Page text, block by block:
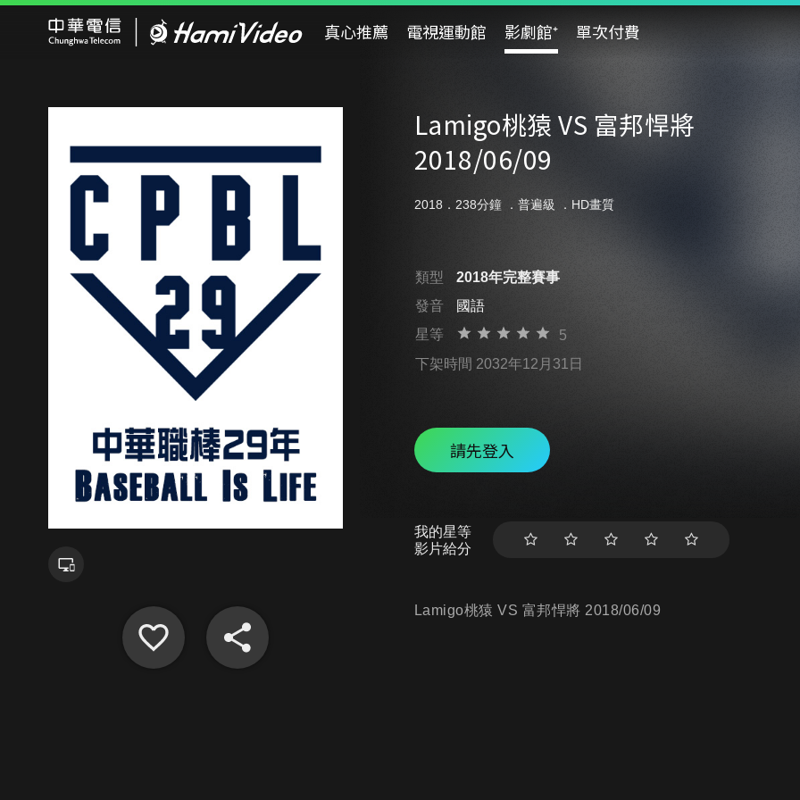
真心推薦 電視運動館 影劇館⁺ 單次付費
Lamigo桃猿 VS 富邦悍將
2018/06/09
2018．238分鐘 ． 普遍級 ．HD畫質
類型
2018年完整賽事
發音
國語
星等
5
下架時間 2032年12月31日
請先登入
我的星等
影片給分
Lamigo桃猿 VS 富邦悍將 2018/06/09